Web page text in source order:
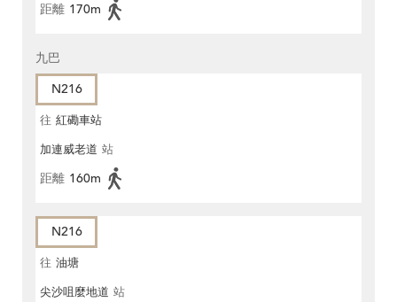
距離 170m
九巴
N216
往 紅磡車站
加連威老道 站
距離 160m
N216
往 油塘
尖沙咀麼地道 站